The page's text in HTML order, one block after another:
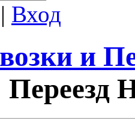
| Вход
и
Переезд